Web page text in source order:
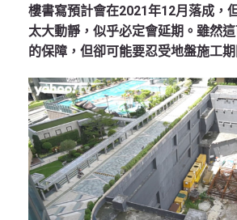
樓書寫預計會在2021年12月落成，
太大動靜，似乎必定會延期。雖然
的保障，但卻可能要忍受地盤施工